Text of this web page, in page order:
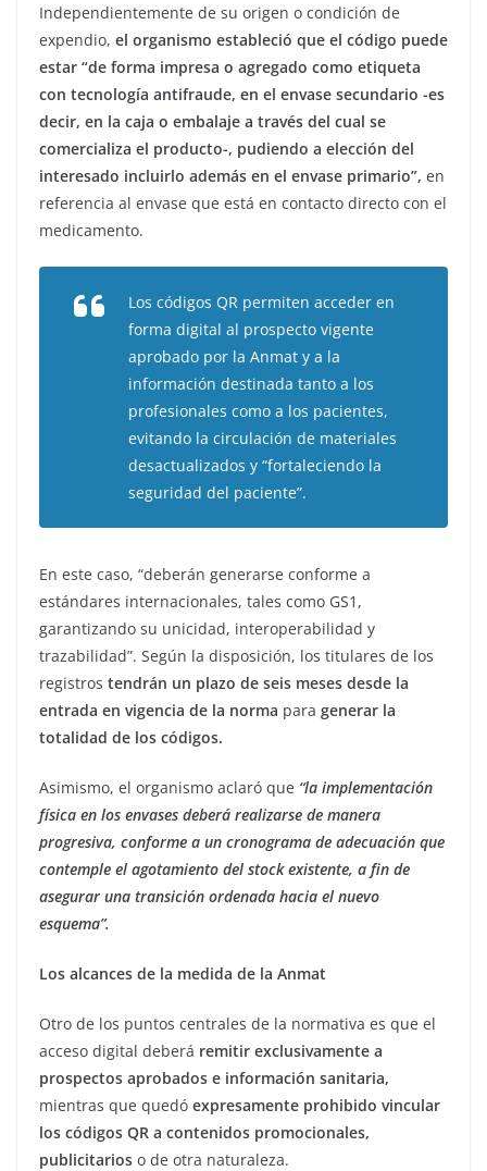
Independientemente de su origen o condición de
expendio, el organismo estableció que el código puede
estar “de forma impresa o agregado como etiqueta
con tecnología antifraude, en el envase secundario -es
decir, en la caja o embalaje a través del cual se
comercializa el producto-, pudiendo a elección del
interesado incluirlo además en el envase primario”, en
referencia al envase que está en contacto directo con el
medicamento.
Los códigos QR permiten acceder en
forma digital al prospecto vigente
aprobado por la Anmat y a la
información destinada tanto a los
profesionales como a los pacientes,
evitando la circulación de materiales
desactualizados y “fortaleciendo la
seguridad del paciente”.
En este caso, “deberán generarse conforme a
estándares internacionales, tales como GS1,
garantizando su unicidad, interoperabilidad y
trazabilidad”. Según la disposición, los titulares de los
registros tendrán un plazo de seis meses desde la
entrada en vigencia de la norma para generar la
totalidad de los códigos.
Asimismo, el organismo aclaró que “la implementación
física en los envases deberá realizarse de manera
progresiva, conforme a un cronograma de adecuación que
contemple el agotamiento del stock existente, a fin de
asegurar una transición ordenada hacia el nuevo
esquema”.
Los alcances de la medida de la Anmat
Otro de los puntos centrales de la normativa es que el
acceso digital deberá remitir exclusivamente a
prospectos aprobados e información sanitaria,
mientras que quedó expresamente prohibido vincular
los códigos QR a contenidos promocionales,
publicitarios o de otra naturaleza.